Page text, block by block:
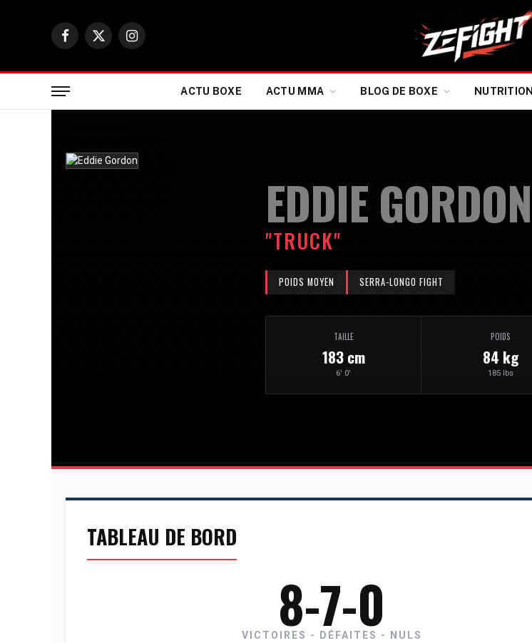
Facebook
X
Instagram
ACTU BOXE ACTU MMA BLOG DE BOXE NUTRITION
EDDIE GORDON
"TRUCK"
POIDS MOYEN SERRA-LONGO FIGHT
TAILLE
183 cm
6' 0'
POIDS
84 kg
185 lbs
TABLEAU DE BORD
8-7-0
VICTOIRES - DÉFAITES - NULS